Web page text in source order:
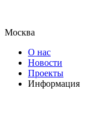
Москва
О нас
Новости
Проекты
Информация